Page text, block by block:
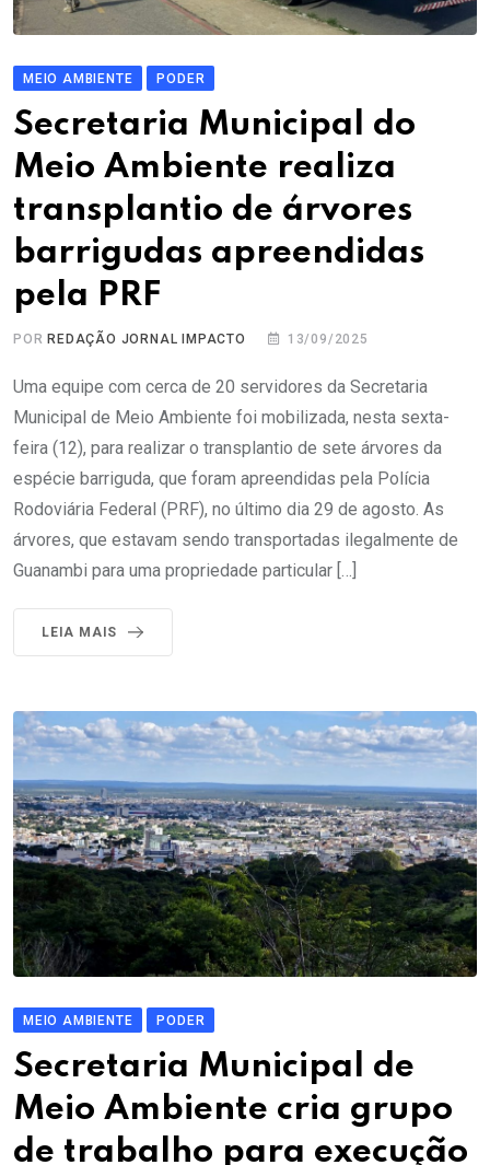
MEIO AMBIENTE PODER
Secretaria Municipal do
Meio Ambiente realiza
transplantio de árvores
barrigudas apreendidas
pela PRF
PORREDAÇÃO JORNAL IMPACTO 13/09/2025
Uma equipe com cerca de 20 servidores da Secretaria
Municipal de Meio Ambiente foi mobilizada, nesta sexta-
feira (12), para realizar o transplantio de sete árvores da
espécie barriguda, que foram apreendidas pela Polícia
Rodoviária Federal (PRF), no último dia 29 de agosto. As
árvores, que estavam sendo transportadas ilegalmente de
Guanambi para uma propriedade particular […]
LEIA MAIS
MEIO AMBIENTE PODER
Secretaria Municipal de
Meio Ambiente cria grupo
de trabalho para execução